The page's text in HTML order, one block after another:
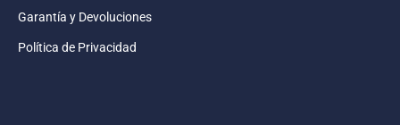
Garantía y Devoluciones
Política de Privacidad